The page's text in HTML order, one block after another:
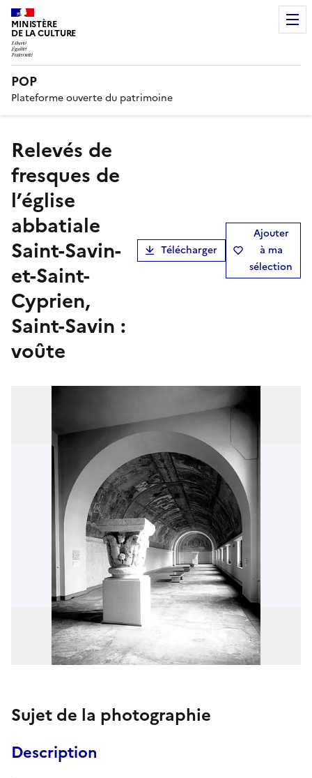
MINISTÈRE
DE LA CULTURE
POP
Plateforme ouverte du patrimoine
Relevés de
fresques de
l’église
abbatiale
Saint-Savin-
et-Saint-
Cyprien,
Saint-Savin :
voûte
Télécharger
Ajouter
à ma
sélection
Sujet de la photographie
Description